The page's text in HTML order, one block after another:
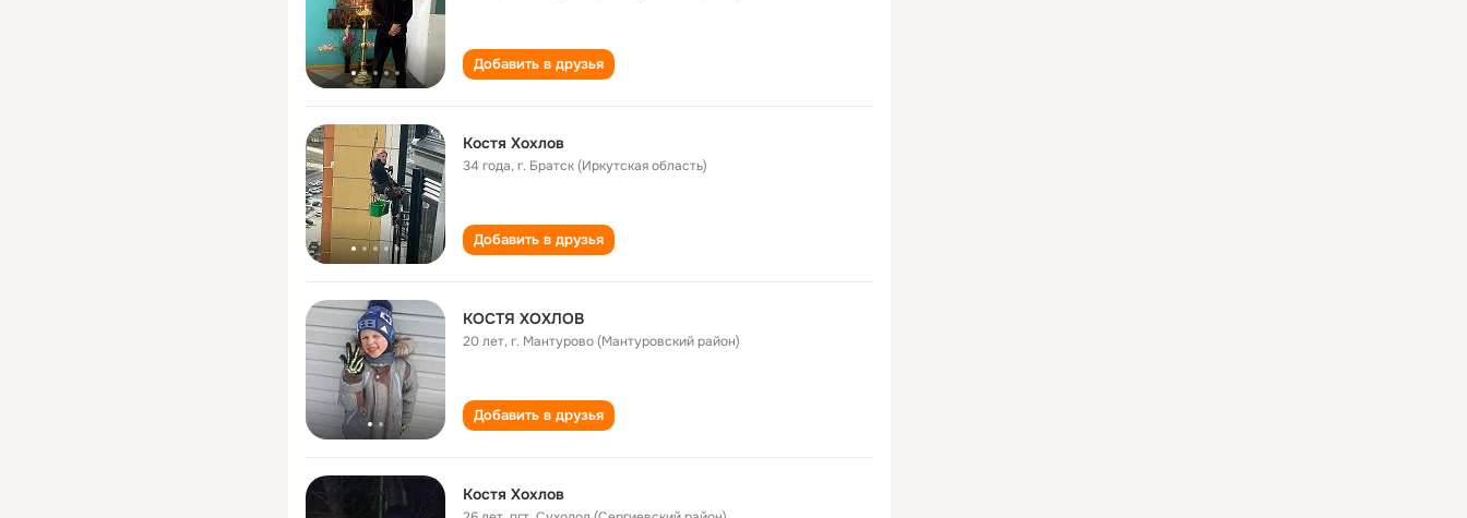
Добавить в друзья
Костя Хохлов
34 года,г. Братск (Иркутская область)
Добавить в друзья
КОСТЯ ХОХЛОВ
20 лет,г. Мантурово (Мантуровский район)
Добавить в друзья
Костя Хохлов